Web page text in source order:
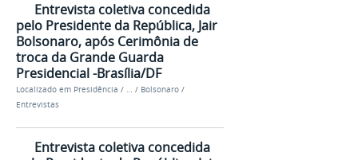
Entrevista coletiva concedida
pelo Presidente da República, Jair
Bolsonaro, após Cerimônia de
troca da Grande Guarda
Presidencial -Brasília/DF
Localizado em Presidência / … / Bolsonaro /
Entrevistas
Entrevista coletiva concedida